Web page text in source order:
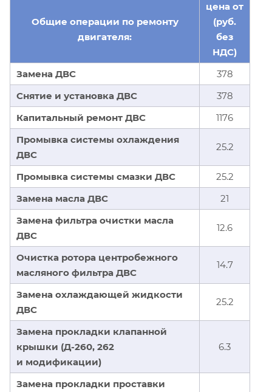
Общие операции по ремонту
двигателя:
цена от
(руб.
без
НДС)
Замена ДВС
378
Снятие и установка ДВС
378
Капитальный ремонт ДВС
1176
Промывка системы охлаждения
ДВС
25.2
Промывка системы смазки ДВС
25.2
Замена масла ДВС
21
Замена фильтра очистки масла
ДВС
12.6
Очистка ротора центробежного
масляного фильтра ДВС
14.7
Замена охлаждающей жидкости
ДВС
25.2
Замена прокладки клапанной
крышки (Д-260, 262
и модификации)
6.3
Замена прокладки проставки